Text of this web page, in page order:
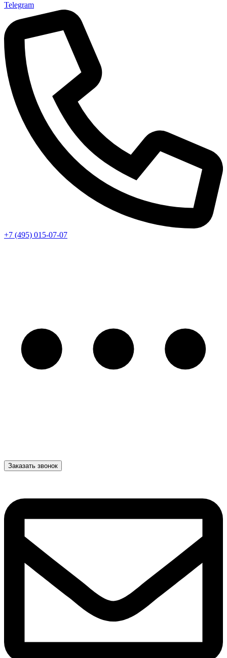
Telegram
+7 (495) 015-07-07
Заказать звонок